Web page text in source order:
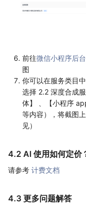
前往微信小程序后台
图
你可以在服务类目
选择 2.2 深度合成
体】 、【小程序
等内容），将截图
见）
4.2 AI 使用如何定价
请参考 计费文档
4.3 更多问题解答